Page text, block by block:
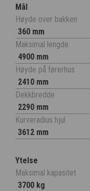
Mål
Høyde over bakken
360 mm
Maksimal lengde
4900 mm
Høyde på førerhus
2410 mm
Dekkbredde
2290 mm
Kurveradius hjul
3612 mm
Ytelse
Maksimal kapasitet
3700 kg